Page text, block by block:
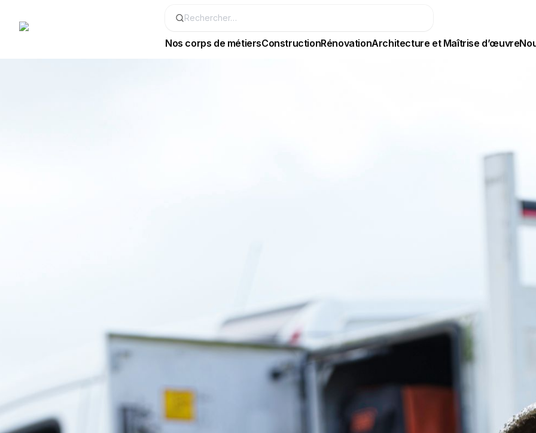
Nos corps de métiersConstructionRénovationArchitecture et Maîtrise d’œuvre